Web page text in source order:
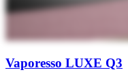
Vaporesso LUXE Q3